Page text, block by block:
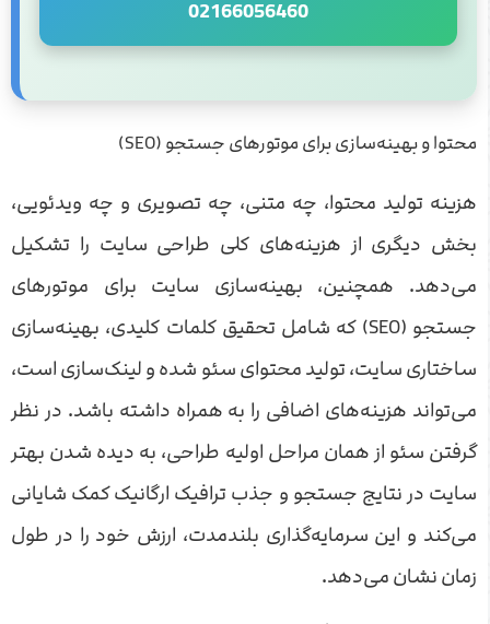
02166056460
محتوا و بهینه‌سازی برای موتورهای جستجو (SEO)
هزینه تولید محتوا، چه متنی، چه تصویری و چه ویدئویی،
بخش دیگری از هزینه‌های کلی طراحی سایت را تشکیل
می‌دهد. همچنین، بهینه‌سازی سایت برای موتورهای
جستجو (SEO) که شامل تحقیق کلمات کلیدی، بهینه‌سازی
ساختاری سایت، تولید محتوای سئو شده و لینک‌سازی است،
می‌تواند هزینه‌های اضافی را به همراه داشته باشد. در نظر
گرفتن سئو از همان مراحل اولیه طراحی، به دیده شدن بهتر
سایت در نتایج جستجو و جذب ترافیک ارگانیک کمک شایانی
می‌کند و این سرمایه‌گذاری بلندمدت، ارزش خود را در طول
زمان نشان می‌دهد.